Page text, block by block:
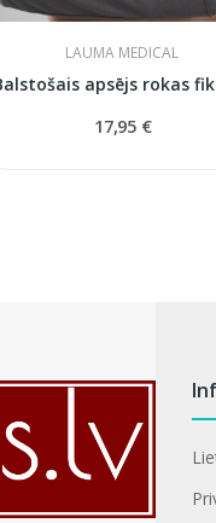
LAUMA MEDICAL
17,95 €